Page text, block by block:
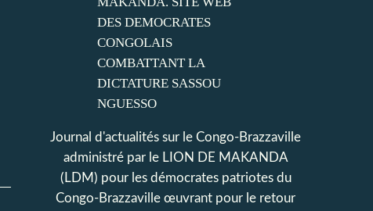
Journal d'actualités sur le Congo-Brazzaville
administré par le LION DE MAKANDA
(LDM) pour les démocrates patriotes du
Congo-Brazzaville œuvrant pour le retour